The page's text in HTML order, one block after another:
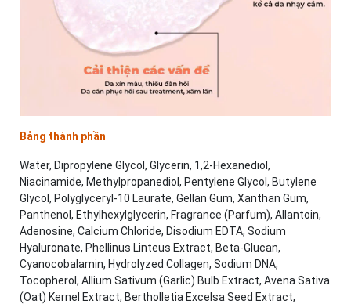
Bảng thành phần
Water, Dipropylene Glycol, Glycerin, 1,2-Hexanediol,
Niacinamide, Methylpropanediol, Pentylene Glycol, Butylene
Glycol, Polyglyceryl-10 Laurate, Gellan Gum, Xanthan Gum,
Panthenol, Ethylhexylglycerin, Fragrance (Parfum), Allantoin,
Adenosine, Calcium Chloride, Disodium EDTA, Sodium
Hyaluronate, Phellinus Linteus Extract, Beta-Glucan,
Cyanocobalamin, Hydrolyzed Collagen, Sodium DNA,
Tocopherol, Allium Sativum (Garlic) Bulb Extract, Avena Sativa
(Oat) Kernel Extract, Bertholletia Excelsa Seed Extract,